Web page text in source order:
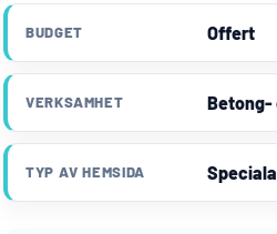
BUDGET Offert
VERKSAMHET Betong-
TYP AV HEMSIDA